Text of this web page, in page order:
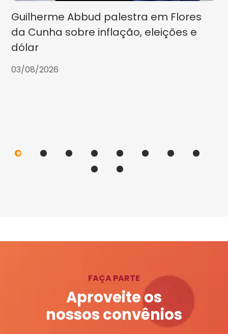
Guilherme Abbud palestra em Flores
da Cunha sobre inflação, eleições e
dólar
03/08/2026
FAÇA PARTE
Aproveite os
nossos convênios